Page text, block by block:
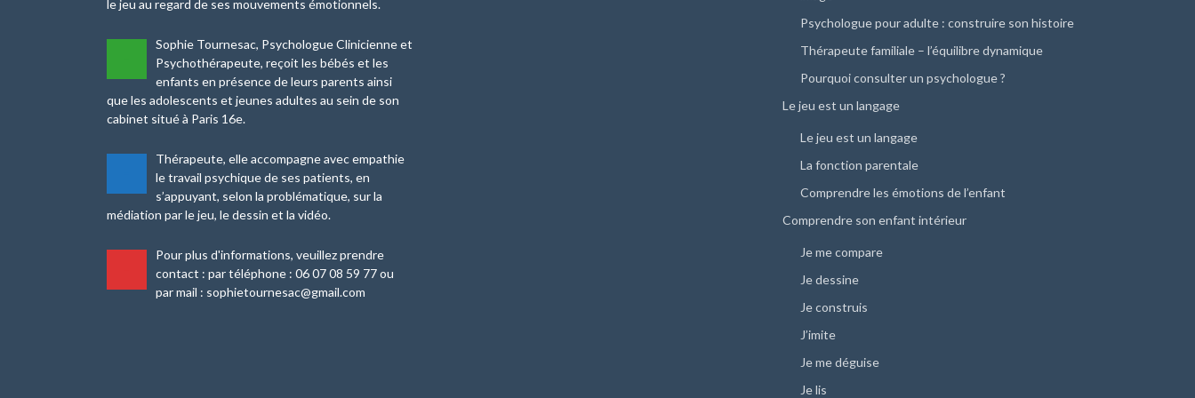
le jeu au regard de ses mouvements émotionnels.
Sophie Tournesac, Psychologue Clinicienne et
Psychothérapeute, reçoit les bébés et les
enfants en présence de leurs parents ainsi
que les adolescents et jeunes adultes au sein de son
cabinet situé à Paris 16e.
Thérapeute, elle accompagne avec empathie
le travail psychique de ses patients, en
s’appuyant, selon la problématique, sur la
médiation par le jeu, le dessin et la vidéo.
Pour plus d'informations, veuillez prendre
contact : par téléphone : 06 07 08 59 77 ou
par mail : sophietournesac@gmail.com
Psychologue pour adulte : construire son histoire
Thérapeute familiale – l’équilibre dynamique
Pourquoi consulter un psychologue ?
Le jeu est un langage
Le jeu est un langage
La fonction parentale
Comprendre les émotions de l’enfant
Comprendre son enfant intérieur
Je me compare
Je dessine
Je construis
J’imite
Je me déguise
Je lis